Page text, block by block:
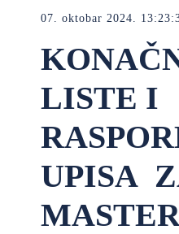
07. oktobar 2024.
LISTE I
UPISA